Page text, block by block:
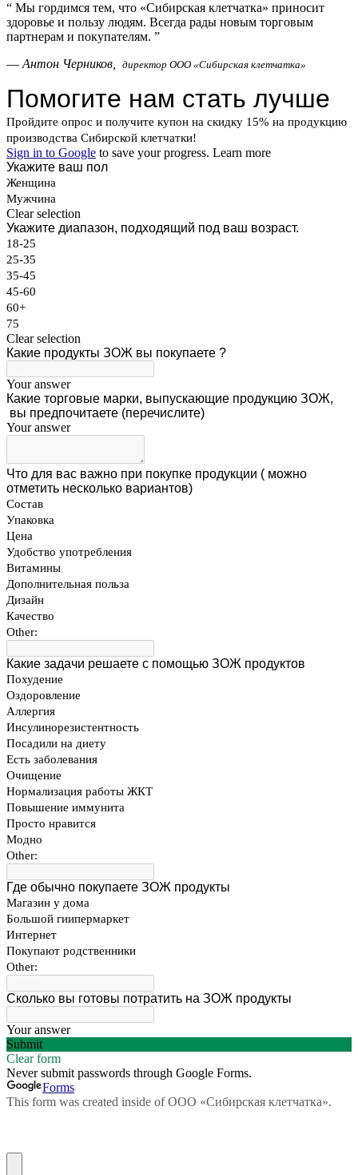
“ Мы гордимся тем, что «Сибирская клетчатка» приносит
здоровье и пользу людям. Всегда рады новым торговым
партнерам и покупателям. ”
—Антон Черников, директор ООО «Сибирская клетчатка»